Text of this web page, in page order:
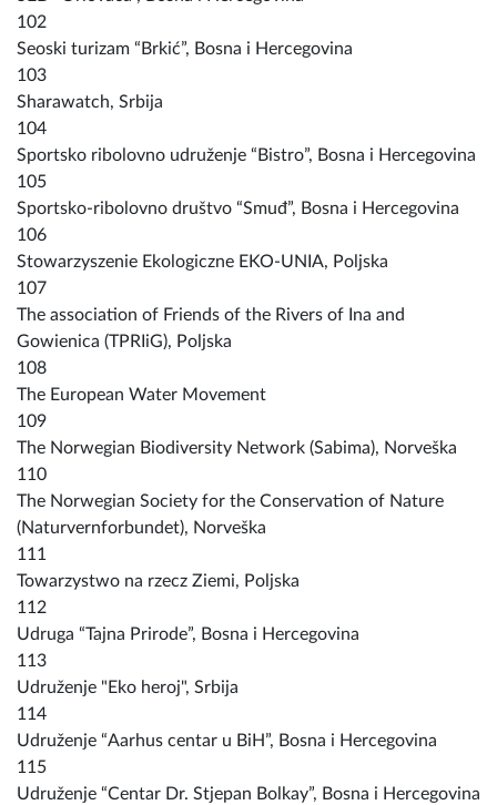
102
Seoski turizam “Brkić”, Bosna i Hercegovina
103
Sharawatch, Srbija
104
Sportsko ribolovno udruženje “Bistro”, Bosna i Hercegovina
105
Sportsko-ribolovno društvo “Smuđ”, Bosna i Hercegovina
106
Stowarzyszenie Ekologiczne EKO-UNIA, Poljska
107
The association of Friends of the Rivers of Ina and
Gowienica (TPRIiG), Poljska
108
The European Water Movement
109
The Norwegian Biodiversity Network (Sabima), Norveška
110
The Norwegian Society for the Conservation of Nature
(Naturvernforbundet), Norveška
111
Towarzystwo na rzecz Ziemi, Poljska
112
Udruga “Tajna Prirode”, Bosna i Hercegovina
113
Udruženje "Eko heroj", Srbija
114
Udruženje “Aarhus centar u BiH”, Bosna i Hercegovina
115
Udruženje “Centar Dr. Stjepan Bolkay”, Bosna i Hercegovina